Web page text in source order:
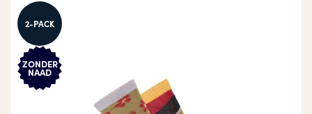
2-PACK
ZONDER
NAAD